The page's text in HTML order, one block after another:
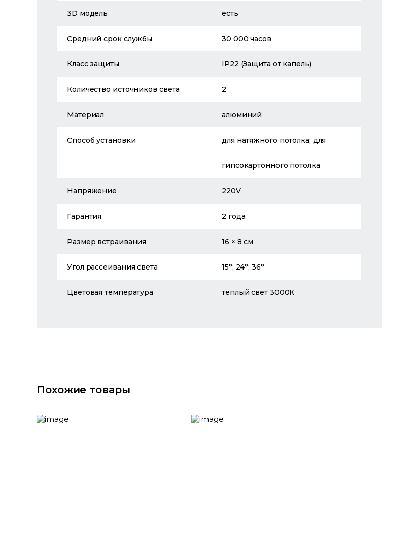
3D модель есть
Средний срок службы 30 000 часов
Класс защиты IP22 (Защита от капель)
Количество источников света 2
Материал алюминий
Способ установки для натяжного потолка; для
гипсокартонного потолка
Напряжение 220V
Гарантия 2 года
Размер встраивания 16 × 8 см
Угол рассеивания света 15°; 24°; 36°
Цветовая температура теплый свет 3000К
Похожие товары